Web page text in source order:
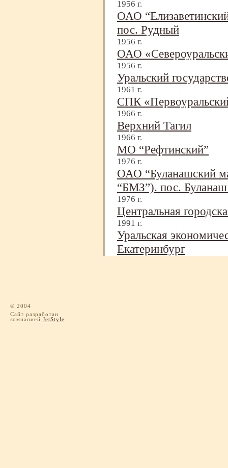
1956 г.
ОАО
пос. Рудный
1956 г.
ОАО
1956 г.
Уральский
1961 г.
СПК
1966 г.
Верхний Тагил
1966 г.
МО “Рефтинский”
1976 г.
ОАО “Буланашский
“БМЗ”). пос.
1976 г.
Центральная
1991 г.
Уральская
Екатеринбург
® 2004
Сайт разработан
компанией JetStyle